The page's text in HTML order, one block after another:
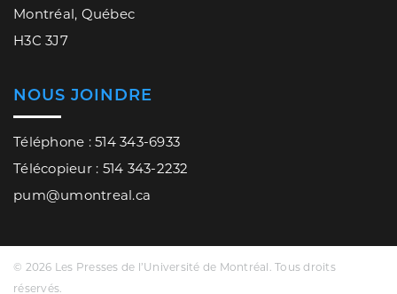
Montréal, Québec
H3C 3J7
NOUS JOINDRE
Téléphone : 514 343-6933
Télécopieur : 514 343-2232
pum@umontreal.ca
© 2026 Les Presses de l’Université de Montréal. Tous droits
réservés.